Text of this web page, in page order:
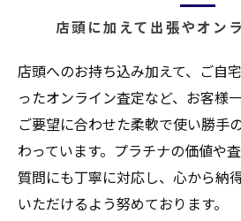
店頭に加えて出張やオン
店頭へのお持ち込み加えて、ご自
ったオンライン査定など、お客様
ご要望に合わせた柔軟で使い勝手
わっています。プラチナの価値や
質問にも丁寧に対応し、心から納
いただけるよう努めております。